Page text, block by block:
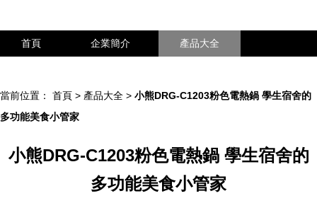
首頁 企業簡介 產品大全
當前位置： 首頁 > 產品大全 > 小熊DRG-C1203粉色電熱鍋 學生宿舍的
多功能美食小管家
小熊DRG-C1203粉色電熱鍋 學生宿舍的
多功能美食小管家